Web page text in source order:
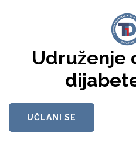
Udruženje
UČLANI SE